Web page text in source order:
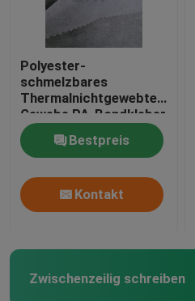
Polyester-
schmelzbares
Thermalnichtgewebter
Gewebe PA-Bondkleber
100%
Bestpreis
Kontakt
Zwischenzeilig schreiben